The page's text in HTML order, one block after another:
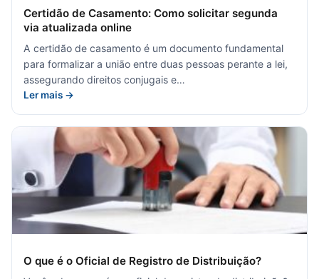
Certidão de Casamento: Como solicitar segunda
via atualizada online
A certidão de casamento é um documento fundamental
para formalizar a união entre duas pessoas perante a lei,
assegurando direitos conjugais e…
Ler mais →
O que é o Oficial de Registro de Distribuição?